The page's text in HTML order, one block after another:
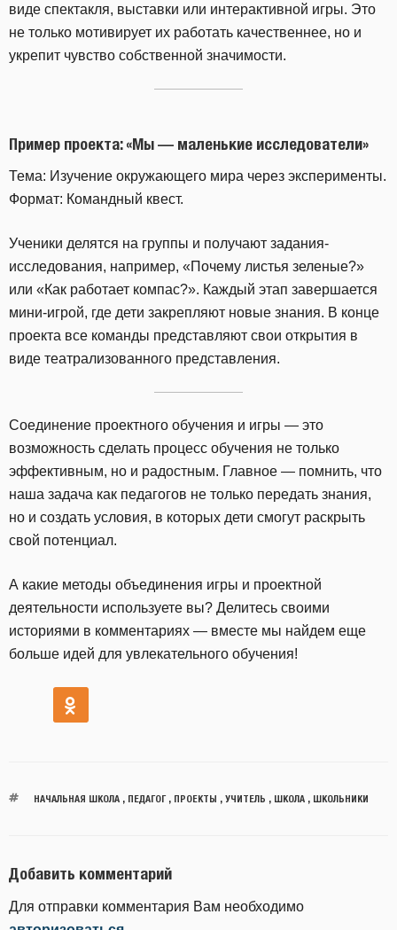
виде спектакля, выставки или интерактивной игры. Это
не только мотивирует их работать качественнее, но и
укрепит чувство собственной значимости.
Пример проекта: «Мы — маленькие исследователи»
Тема: Изучение окружающего мира через эксперименты.
Формат: Командный квест.
Ученики делятся на группы и получают задания-
исследования, например, «Почему листья зеленые?»
или «Как работает компас?». Каждый этап завершается
мини-игрой, где дети закрепляют новые знания. В конце
проекта все команды представляют свои открытия в
виде театрализованного представления.
Соединение проектного обучения и игры — это
возможность сделать процесс обучения не только
эффективным, но и радостным. Главное — помнить, что
наша задача как педагогов не только передать знания,
но и создать условия, в которых дети смогут раскрыть
свой потенциал.
А какие методы объединения игры и проектной
деятельности используете вы? Делитесь своими
историями в комментариях — вместе мы найдем еще
больше идей для увлекательного обучения!
НАЧАЛЬНАЯ ШКОЛА, ПЕДАГОГ, ПРОЕКТЫ , УЧИТЕЛЬ , ШКОЛА, ШКОЛЬНИКИ
Добавить комментарий
Для отправки комментария Вам необходимо